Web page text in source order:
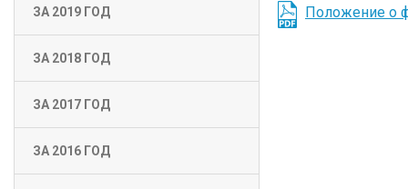
ЗА 2019 ГОД
ЗА 2018 ГОД
ЗА 2017 ГОД
ЗА 2016 ГОД
Положение о